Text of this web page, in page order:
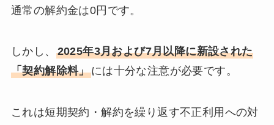
通常の解約金は0円です。
しかし、 2025年3月および7月以降に新設された
「契約解除料」には十分な注意が必要です。
これは短期契約・解約を繰り返す不正利用への対